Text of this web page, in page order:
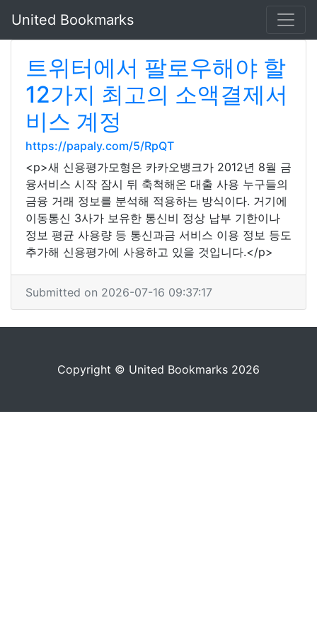
United Bookmarks
트위터에서 팔로우해야 할
12가지 최고의 소액결제서
비스 계정
https://papaly.com/5/RpQT
<p>새 신용평가모형은 카카오뱅크가 2012년 8월 금
융서비스 시작 잠시 뒤 축척해온 대출 사용 누구들의
금융 거래 정보를 분석해 적용하는 방식이다. 거기에
이동통신 3사가 보유한 통신비 정상 납부 기한이나
정보 평균 사용량 등 통신과금 서비스 이용 정보 등도
추가해 신용평가에 사용하고 있을 것입니다.</p>
Submitted on 2026-07-16 09:37:17
Copyright © United Bookmarks 2026